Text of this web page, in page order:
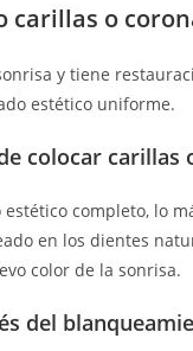
carillas o
y tiene
estético uniforme.
colocar carillas
completo, lo
en los dientes
color de la sonrisa.
del